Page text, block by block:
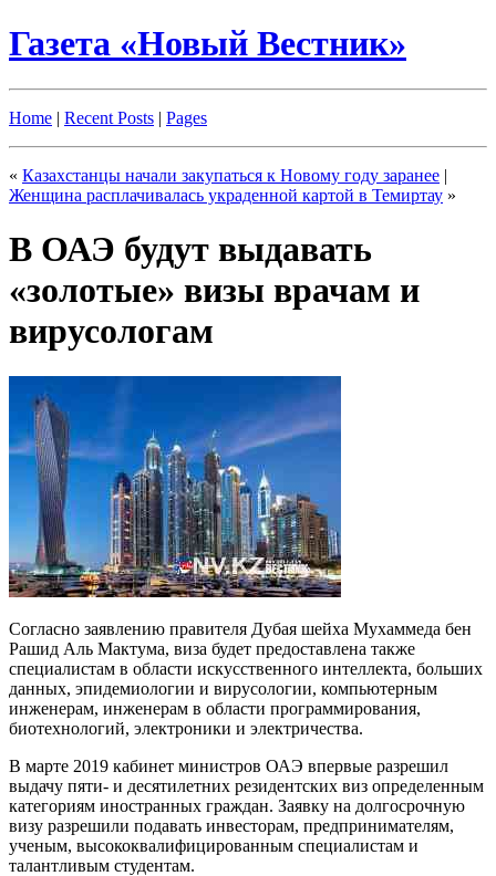
Газета «Новый Вестник»
Home | Recent Posts | Pages
« Казахстанцы начали закупаться к Новому году заранее |
Женщина расплачивалась украденной картой в Темиртау »
В ОАЭ будут выдавать
«золотые» визы врачам и
вирусологам
Согласно заявлению правителя Дубая шейха Мухаммеда бен
Рашид Аль Мактума, виза будет предоставлена также
специалистам в области искусственного интеллекта, больших
данных, эпидемиологии и вирусологии, компьютерным
инженерам, инженерам в области программирования,
биотехнологий, электроники и электричества.
В марте 2019 кабинет министров ОАЭ впервые разрешил
выдачу пяти- и десятилетних резидентских виз определенным
категориям иностранных граждан. Заявку на долгосрочную
визу разрешили подавать инвесторам, предпринимателям,
ученым, высококвалифицированным специалистам и
талантливым студентам.